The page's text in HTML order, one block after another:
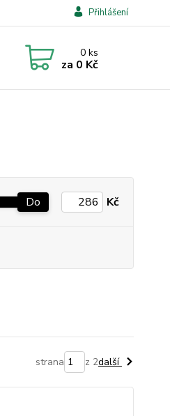
Přihlášení
0ks
za 0 Kč
Do Kč
strana z 2další